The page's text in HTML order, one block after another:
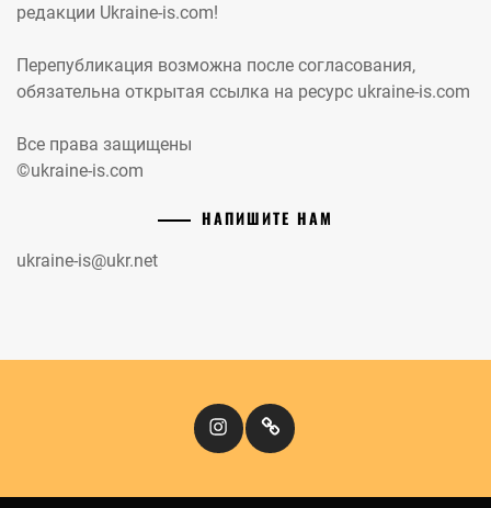
редакции Ukraine-is.com!
Перепубликация возможна после согласования,
обязательна открытая ссылка на ресурс ukraine-is.com
Все права защищены
©ukraine-is.com
НАПИШИТЕ НАМ
ukraine-is@ukr.net
InstagramКіномандри